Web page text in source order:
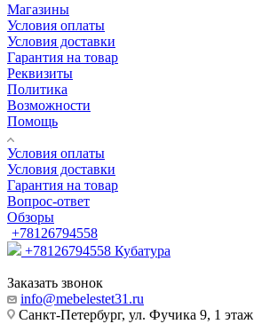
Магазины
Условия оплаты
Условия доставки
Гарантия на товар
Реквизиты
Политика
Возможности
Помощь
Условия оплаты
Условия доставки
Гарантия на товар
Вопрос-ответ
Обзоры
+78126794558
+78126794558 Кубатура
Заказать звонок
info@mebelestet31.ru
Санкт-Петербург, ул. Фучика 9, 1 этаж